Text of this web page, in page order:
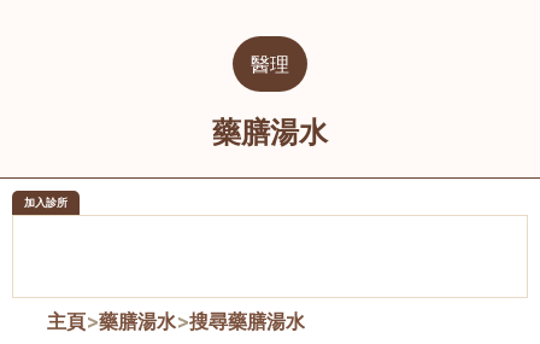
醫理
藥膳湯水
加入診所
主頁>藥膳湯水>搜尋藥膳湯水